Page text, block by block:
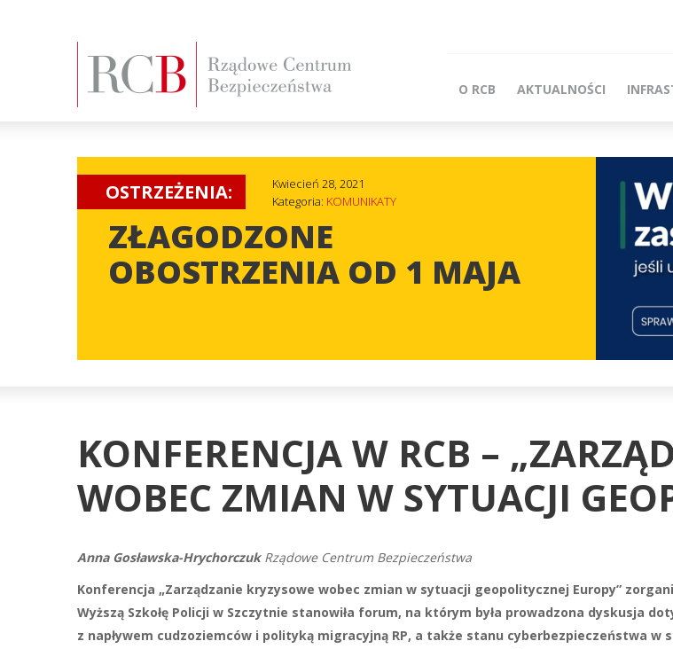
O RCB AKTUALNOŚCI
OSTRZEŻENIA:
Kwiecień 28, 2021
Kategoria: KOMUNIKATY
ZŁAGODZONE
OBOSTRZENIA OD 1 MAJA
KONFERENCJA W RCB –
WOBEC ZMIAN W SYTUACJI
Anna Gosławska-Hrychorczuk Rządowe Centrum Bezpieczeństwa
Konferencja „Zarządzanie kryzysowe wobec zmian w sytuacji geopolitycznej Europy”
Wyższą Szkołę Policji w Szczytnie stanowiła forum, na którym była prowadzona dyskusja
z napływem cudzoziemców i polityką migracyjną RP, a także stanu cyberbezpieczeństwa